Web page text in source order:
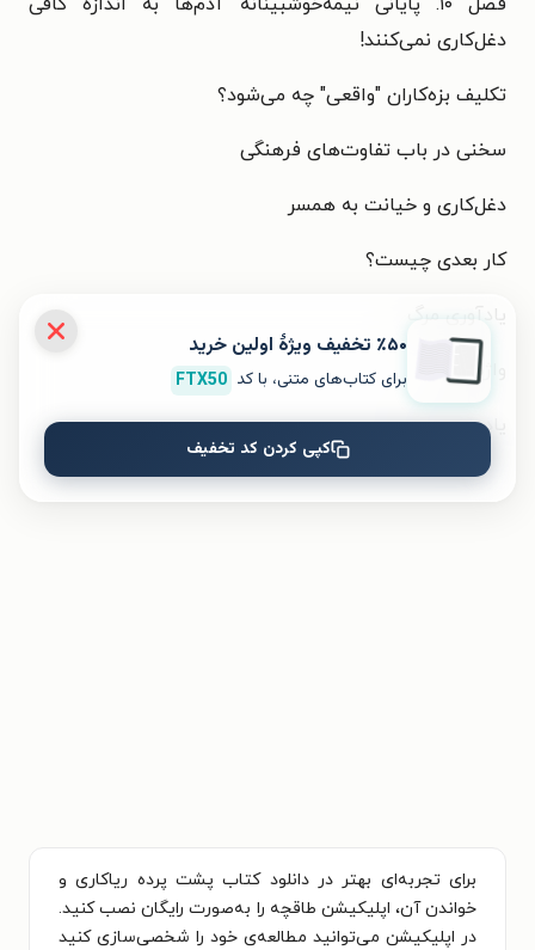
دغل‌کاری نمی‌کنند!
تکلیف بزه‌کاران "واقعی" چه می‌شود؟
سخنی در باب تفاوت‌های فرهنگی
دغل‌کاری و خیانت به همسر
کار بعدی چیست؟
یادآوری مرگ
واژه‌نامه
یادداشت‌ها
برای تجربه‌ای بهتر در دانلود کتاب پشت پرده ریاکاری و
خواندن آن، اپلیکیشن طاقچه را به‌صورت رایگان نصب کنید.
در اپلیکیشن می‌توانید مطالعه‌ی خود را شخصی‌سازی کنید
٪۵۰ تخفیف ویژۀ اولین خرید
برای کتاب‌های متنی، با کد FTX50
کپی کردن کد تخفیف